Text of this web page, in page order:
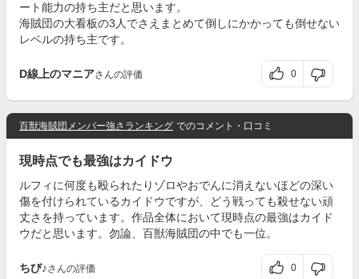
ート能力の持ち主だと思います。
海賊団の大看板の3人でさえまとめて倒しにかかっても倒せない
レベルの持ち主です。
D線上のマニアさんの評価 0
百獣海賊団メンバー強さランキング でのコメント・口コミ
現時点でも最強はカイドウ
ルフィに何度も殴られたりゾロやおでんに消えないほどの深い
傷を付けられているカイドウですが、どう戦っても殺せない頑
丈さを持っています。作品全体において現時点の最強はカイド
ウだと思います。勿論、百獣海賊団の中でも一位。
ちび♪さんの評価 0